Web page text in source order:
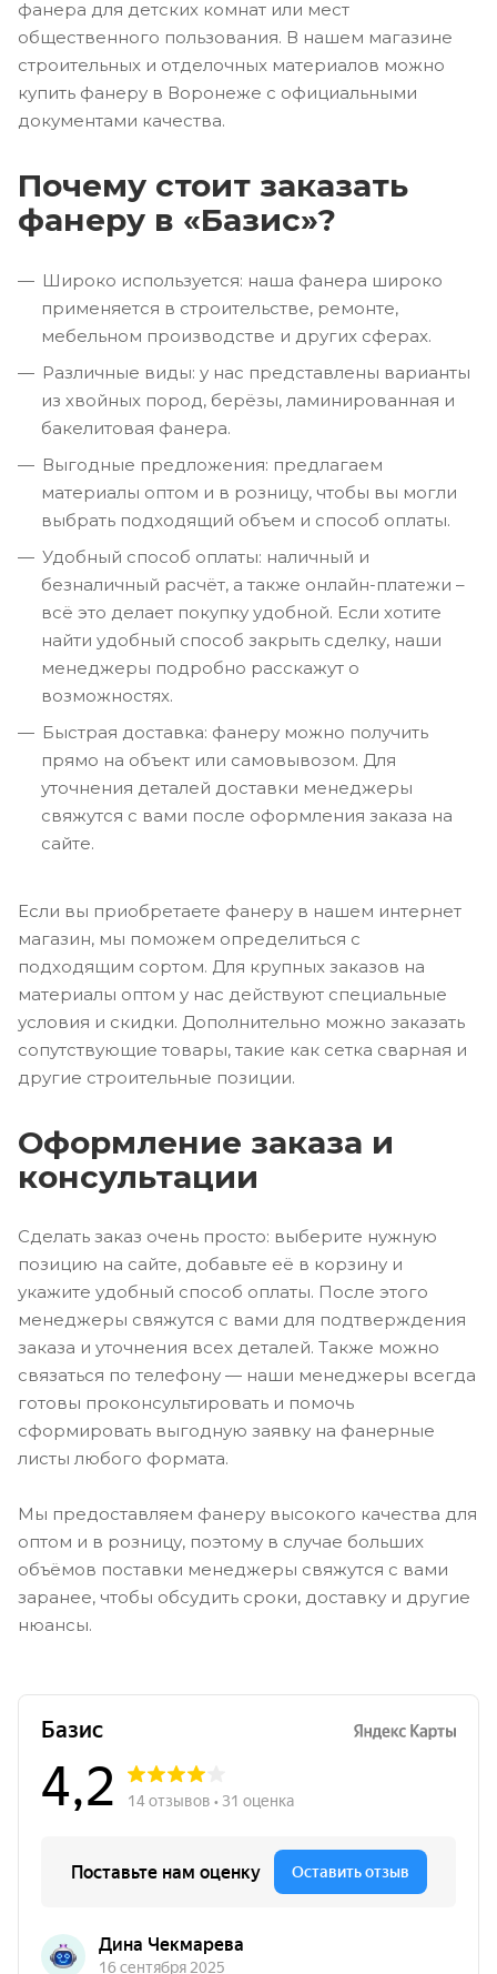
фанера для детских комнат или мест
общественного пользования. В нашем магазине
строительных и отделочных материалов можно
купить фанеру в Воронеже с официальными
документами качества.
Почему стоит заказать
фанеру в «Базис»?
Широко используется: наша фанера широко
применяется в строительстве, ремонте,
мебельном производстве и других сферах.
Различные виды: у нас представлены варианты
из хвойных пород, берёзы, ламинированная и
бакелитовая фанера.
Выгодные предложения: предлагаем
материалы оптом и в розницу, чтобы вы могли
выбрать подходящий объем и способ оплаты.
Удобный способ оплаты: наличный и
безналичный расчёт, а также онлайн-платежи –
всё это делает покупку удобной. Если хотите
найти удобный способ закрыть сделку, наши
менеджеры подробно расскажут о
возможностях.
Быстрая доставка: фанеру можно получить
прямо на объект или самовывозом. Для
уточнения деталей доставки менеджеры
свяжутся с вами после оформления заказа на
сайте.
Если вы приобретаете фанеру в нашем интернет
магазин, мы поможем определиться с
подходящим сортом. Для крупных заказов на
материалы оптом у нас действуют специальные
условия и скидки. Дополнительно можно заказать
сопутствующие товары, такие как сетка сварная и
другие строительные позиции.
Оформление заказа и
консультации
Сделать заказ очень просто: выберите нужную
позицию на сайте, добавьте её в корзину и
укажите удобный способ оплаты. После этого
менеджеры свяжутся с вами для подтверждения
заказа и уточнения всех деталей. Также можно
связаться по телефону — наши менеджеры всегда
готовы проконсультировать и помочь
сформировать выгодную заявку на фанерные
листы любого формата.
Мы предоставляем фанеру высокого качества для
оптом и в розницу, поэтому в случае больших
объёмов поставки менеджеры свяжутся с вами
заранее, чтобы обсудить сроки, доставку и другие
нюансы.